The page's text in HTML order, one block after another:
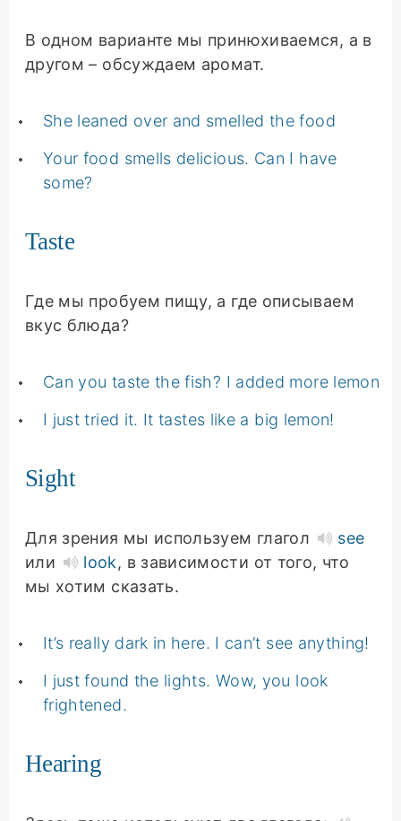
В одном варианте мы принюхиваемся, а в
другом – обсуждаем аромат.
She leaned over and smelled the food
Your food smells delicious. Can I have
some?
Taste
Где мы пробуем пищу, а где описываем
вкус блюда?
Can you taste the fish? I added more lemon
I just tried it. It tastes like a big lemon!
Sight
Для зрения мы используем глагол
see
или
look, в зависимости от того, что
мы хотим сказать.
It’s really dark in here. I can’t see anything!
I just found the lights. Wow, you look
frightened.
Hearing